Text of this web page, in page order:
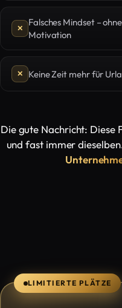
Falsches Mindset –
Motivation
Keine Zeit mehr für
Die gute Nachricht: Diese
und fast immer
LIMITIERTE PLÄTZE